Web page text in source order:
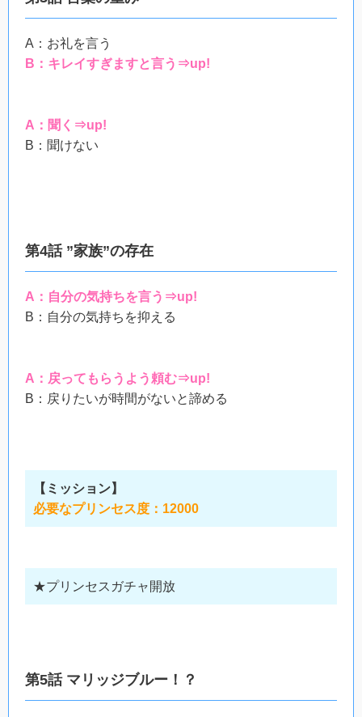
A：お礼を言う
B：キレイすぎますと言う⇒up!
A：聞く⇒up!
B：聞けない
第4話 ”家族”の存在
A：自分の気持ちを言う⇒up!
B：自分の気持ちを抑える
A：戻ってもらうよう頼む⇒up!
B：戻りたいが時間がないと諦める
【ミッション】
必要なプリンセス度：12000
★プリンセスガチャ開放
第5話 マリッジブルー！？